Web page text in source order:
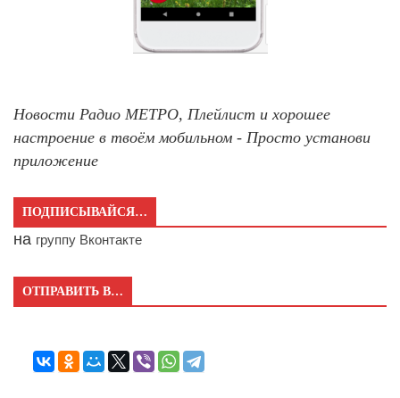
Новости Радио МЕТРО, Плейлист и хорошее
настроение в твоём мобильном - Просто установи
приложение
ПОДПИСЫВАЙСЯ…
на группу Вконтакте
ОТПРАВИТЬ В…